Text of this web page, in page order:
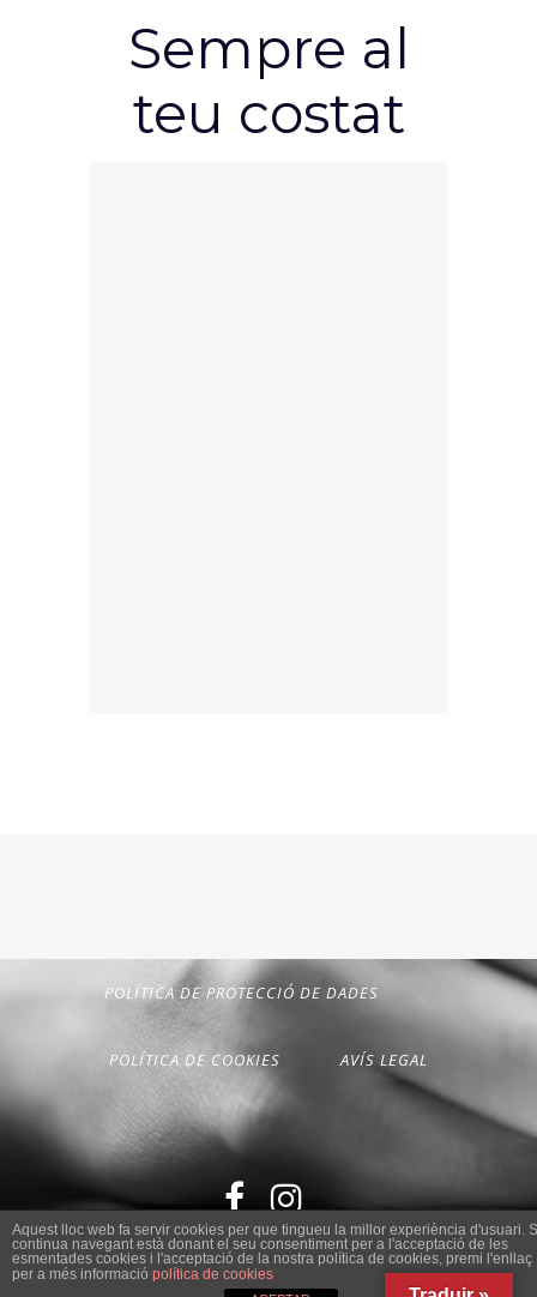
Sempre al
teu costat
POLÍTICA DE PROTECCIÓ DE DADES
POLÍTICA DE COOKIES AVÍS LEGAL
Aquest lloc web fa servir cookies per que tingueu la millor experiència d'usuari.
continua navegant està donant el seu consentiment per a l'acceptació de les
esmentades cookies i l'acceptació de la nostra política de cookies, premi l'enllaç
per a més informació política de cookies